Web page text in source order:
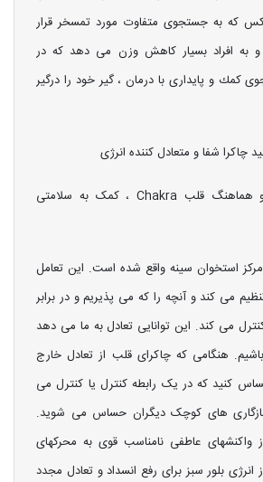
كه به جستجوی متفاوت مورد تمسخر قرار
به افراد بسیار كاهش وزن می دهد كه در
و پایداری با درمان ، گیر خود را درگیر
چاکرا شفا و متعادل کننده انرژی
Green Jadeتعادل و هماهنگ قلب Chakra ، کمک به سلامتی
استخوان سینه واقع شده است. این تعامل
می کند و آنچه را که می پذیریم و در برابر
می کند. این توانایی تعادل به ما می دهد
هنگامی که چاکرای قلب از تعادل خارج
کنید که در یک رابطه کنترل یا کنترل می
های کوچک دیگران حساس می شوید.
عاطفی نامناسب قوی به محرکهای
انرژی بلور سبز برای رفع انسداد و تعادل مجدد